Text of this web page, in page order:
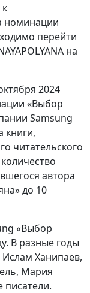
номинации
перейти
на
2024
«Выбор
Samsung
книги,
читательского
автора
до 10
«Выбор
В разные годы
Ханипаев,
Мария
писатели.